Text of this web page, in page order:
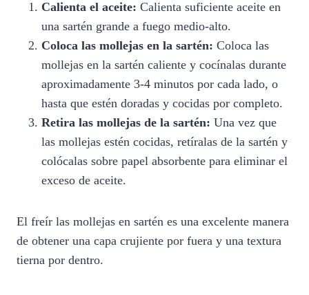
Calienta el aceite: Calienta suficiente aceite en
una sartén grande a fuego medio-alto.
Coloca las mollejas en la sartén: Coloca las
mollejas en la sartén caliente y cocínalas durante
aproximadamente 3-4 minutos por cada lado, o
hasta que estén doradas y cocidas por completo.
Retira las mollejas de la sartén: Una vez que
las mollejas estén cocidas, retíralas de la sartén y
colócalas sobre papel absorbente para eliminar el
exceso de aceite.
El freír las mollejas en sartén es una excelente manera
de obtener una capa crujiente por fuera y una textura
tierna por dentro.